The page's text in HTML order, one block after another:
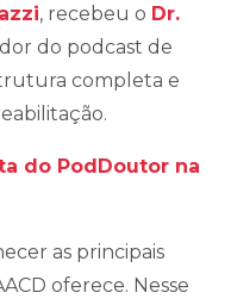
, recebeu o Dr.
do podcast de
completa e
do PodDoutor na
as principais
oferece. Nesse